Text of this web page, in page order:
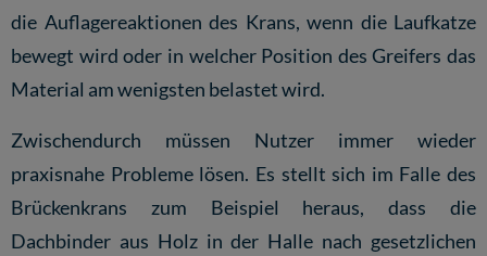
die Auflagereaktionen des Krans, wenn die Laufkatze
bewegt wird oder in welcher Position des Greifers das
Material am wenigsten belastet wird.
Zwischendurch müssen Nutzer immer wieder
praxisnahe Probleme lösen. Es stellt sich im Falle des
Brückenkrans zum Beispiel heraus, dass die
Dachbinder aus Holz in der Halle nach gesetzlichen